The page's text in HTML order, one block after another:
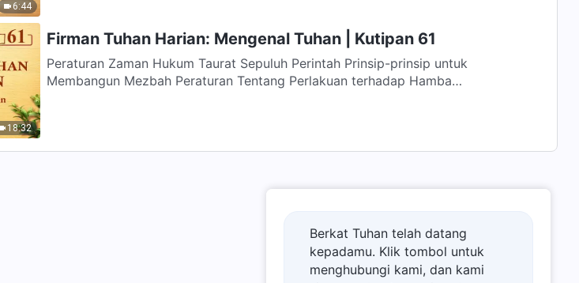
6:44
18:32
Firman Tuhan Harian: Mengenal Tuhan | Kutipan 61
Peraturan Zaman Hukum Taurat Sepuluh Perintah Prinsip-prinsip untuk
Membangun Mezbah Peraturan Tentang Perlakuan terhadap Hamba
Berkat Tuhan telah datang
kepadamu. Klik tombol untuk
menghubungi kami, dan kami